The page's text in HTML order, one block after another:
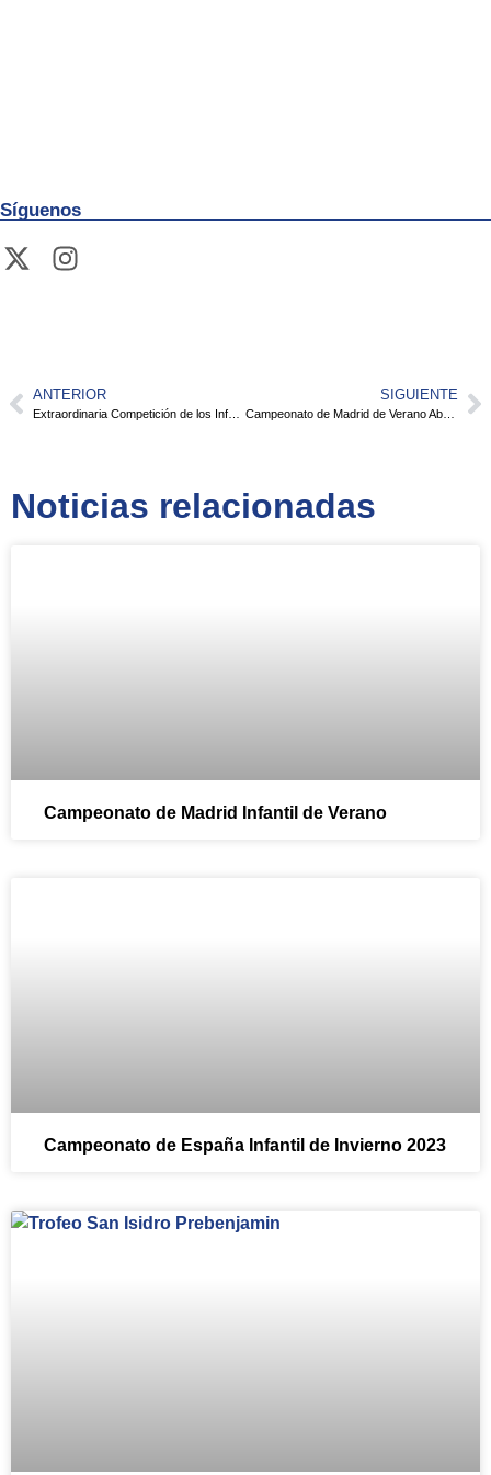
Síguenos
ANTERIOR SIGUIENTE
Noticias relacionadas
Campeonato de Madrid Infantil de Verano
Campeonato de España Infantil de Invierno 2023